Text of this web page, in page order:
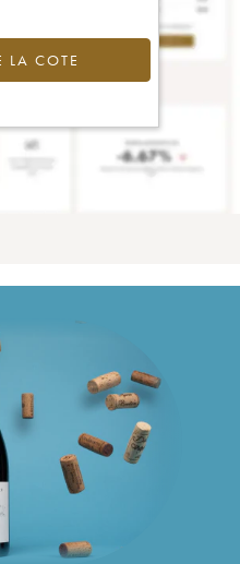
LA COTE